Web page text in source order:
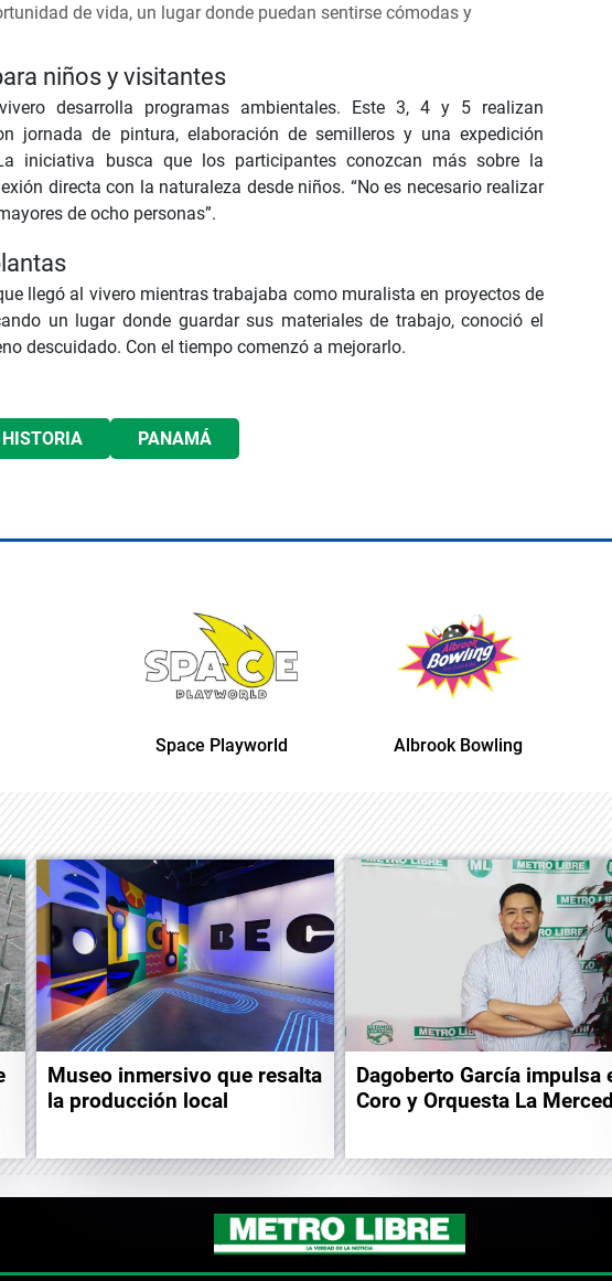
de vida, un lugar donde puedan sentirse cómodas y
niños y visitantes
desarrolla programas ambientales. Este 3, 4 y 5 realizan
jornada de pintura, elaboración de semilleros y una expedición
iniciativa busca que los participantes conozcan más sobre la
directa con la naturaleza desde niños. “No es necesario realizar
de ocho personas”.
llegó al vivero mientras trabajaba como muralista en proyectos de
un lugar donde guardar sus materiales de trabajo, conoció el
descuidado. Con el tiempo comenzó a mejorarlo.
HISTORIA PANAMÁ
Space Playworld Albrook Bowling
Museo inmersivo que resalta
la producción local
Dagoberto García impulsa
Coro y Orquesta La Merced